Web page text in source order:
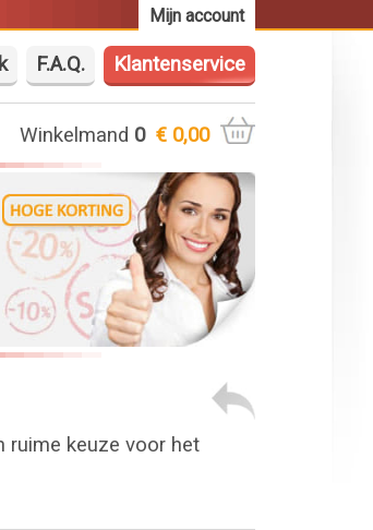
Mijn account
F.A.Q. Klantenservice
Winkelmand 0 € 0,00
ruime keuze voor het